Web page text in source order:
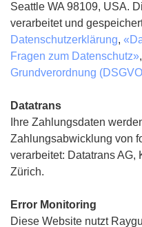
Seattle WA 98109, USA.
verarbeitet und
Datenschutzerklärung,
Fragen zum Datenschutz»,
Grundverordnung
Datatrans
Ihre Zahlungsdaten
Zahlungsabwicklung von
verarbeitet: Datatrans
Zürich.
Error Monitoring
Diese Website nutzt